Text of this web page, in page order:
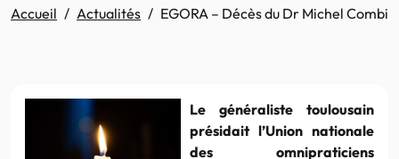
Accueil Actualités EGORA – Décès du Dr Michel
Le généraliste toulousain
présidait l’Union nationale
des omnipraticiens